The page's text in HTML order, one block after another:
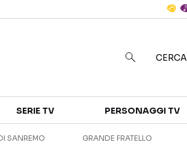
ANTEPRIME
CERCA
SERIE TV PERSONAGGI TV
SANREMO GRANDE FRATELLO